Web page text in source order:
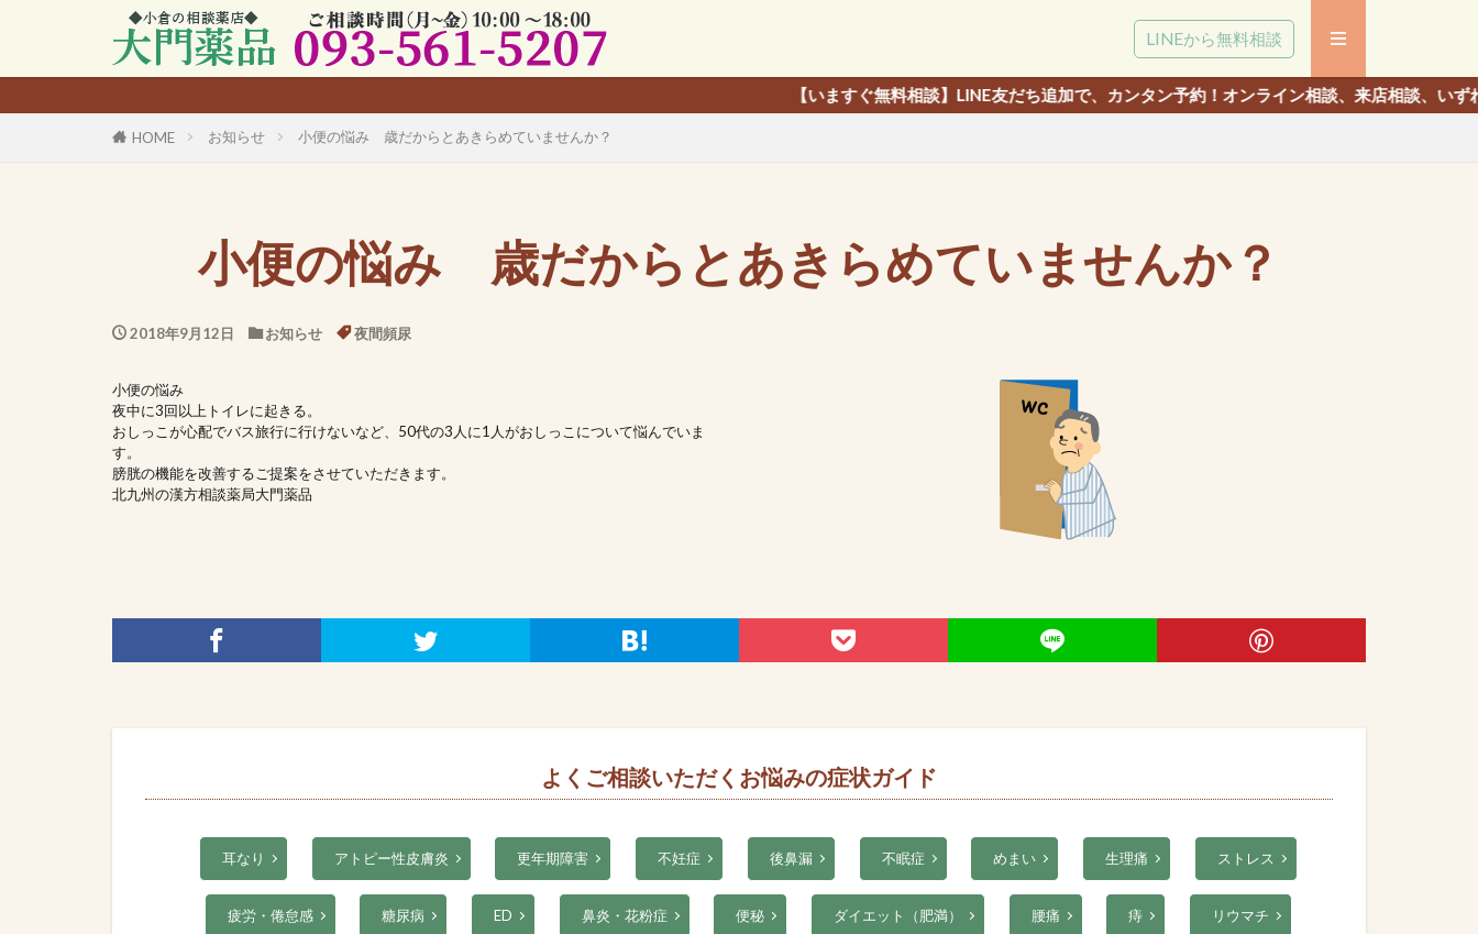
LINEから無料相談
【いますぐ無料相談】LINE友だち追加で、カンタン予約！オンライン相談、来店相談、いずれでも相談いただ
HOME お知らせ 小便の悩み 歳だからとあきらめていませんか？
小便の悩み 歳だからとあきらめていませんか？
2018年9月12日 お知らせ 夜間頻尿
小便の悩み
夜中に3回以上トイレに起きる。
おしっこが心配でバス旅行に行けないなど、50代の3人に1人がおしっこについて悩んでいま
す。
膀胱の機能を改善するご提案をさせていただきます。
北九州の漢方相談薬局大門薬品
よくご相談いただくお悩みの症状ガイド
耳なり アトピー性皮膚炎 更年期障害 不妊症 後鼻漏 不眠症 めまい 生理痛 ストレス
疲労・倦怠感 糖尿病 ED 鼻炎・花粉症 便秘 ダイエット（肥満） 腰痛 痔 リウマチ